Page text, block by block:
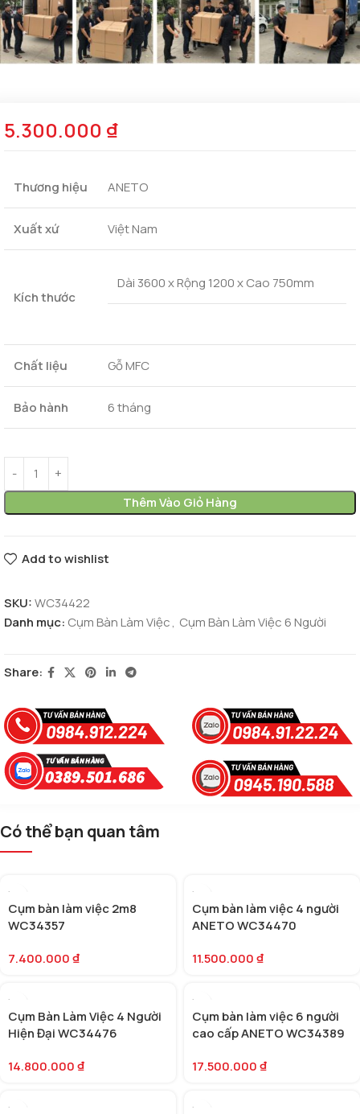
5.300.000 ₫
Thương hiệu ANETO
Xuất xứ Việt Nam
Kích thước
Dài 3600 x Rộng 1200 x Cao 750mm
Chất liệu Gỗ MFC
Bảo hành 6 tháng
Thêm Vào Giỏ Hàng
Add to wishlist
SKU:WC34422
Danh mục: Cụm Bàn Làm Việc, Cụm Bàn Làm Việc 6 Người
Share:
Có thể bạn quan tâm
Cụm bàn làm việc 2m8
WC34357
7.400.000₫
Cụm bàn làm việc 4 người
ANETO WC34470
11.500.000₫
Cụm Bàn Làm Việc 4 Người
Hiện Đại WC34476
14.800.000₫
Cụm bàn làm việc 6 người
cao cấp ANETO WC34389
17.500.000₫